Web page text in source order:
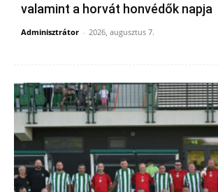
valamint a horvát honvédők napja
Adminisztrátor - 2026, augusztus 7.